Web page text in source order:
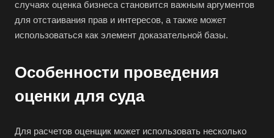
случаях оценка бизнеса становится важным аргументов
для отстаивания прав и интересов, а также может
использоваться как элемент доказательной базы.
Особенности проведения
оценки для суда
Для расчетов оценщик может использовать несколько